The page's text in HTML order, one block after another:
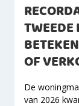
OF
De
van 2026